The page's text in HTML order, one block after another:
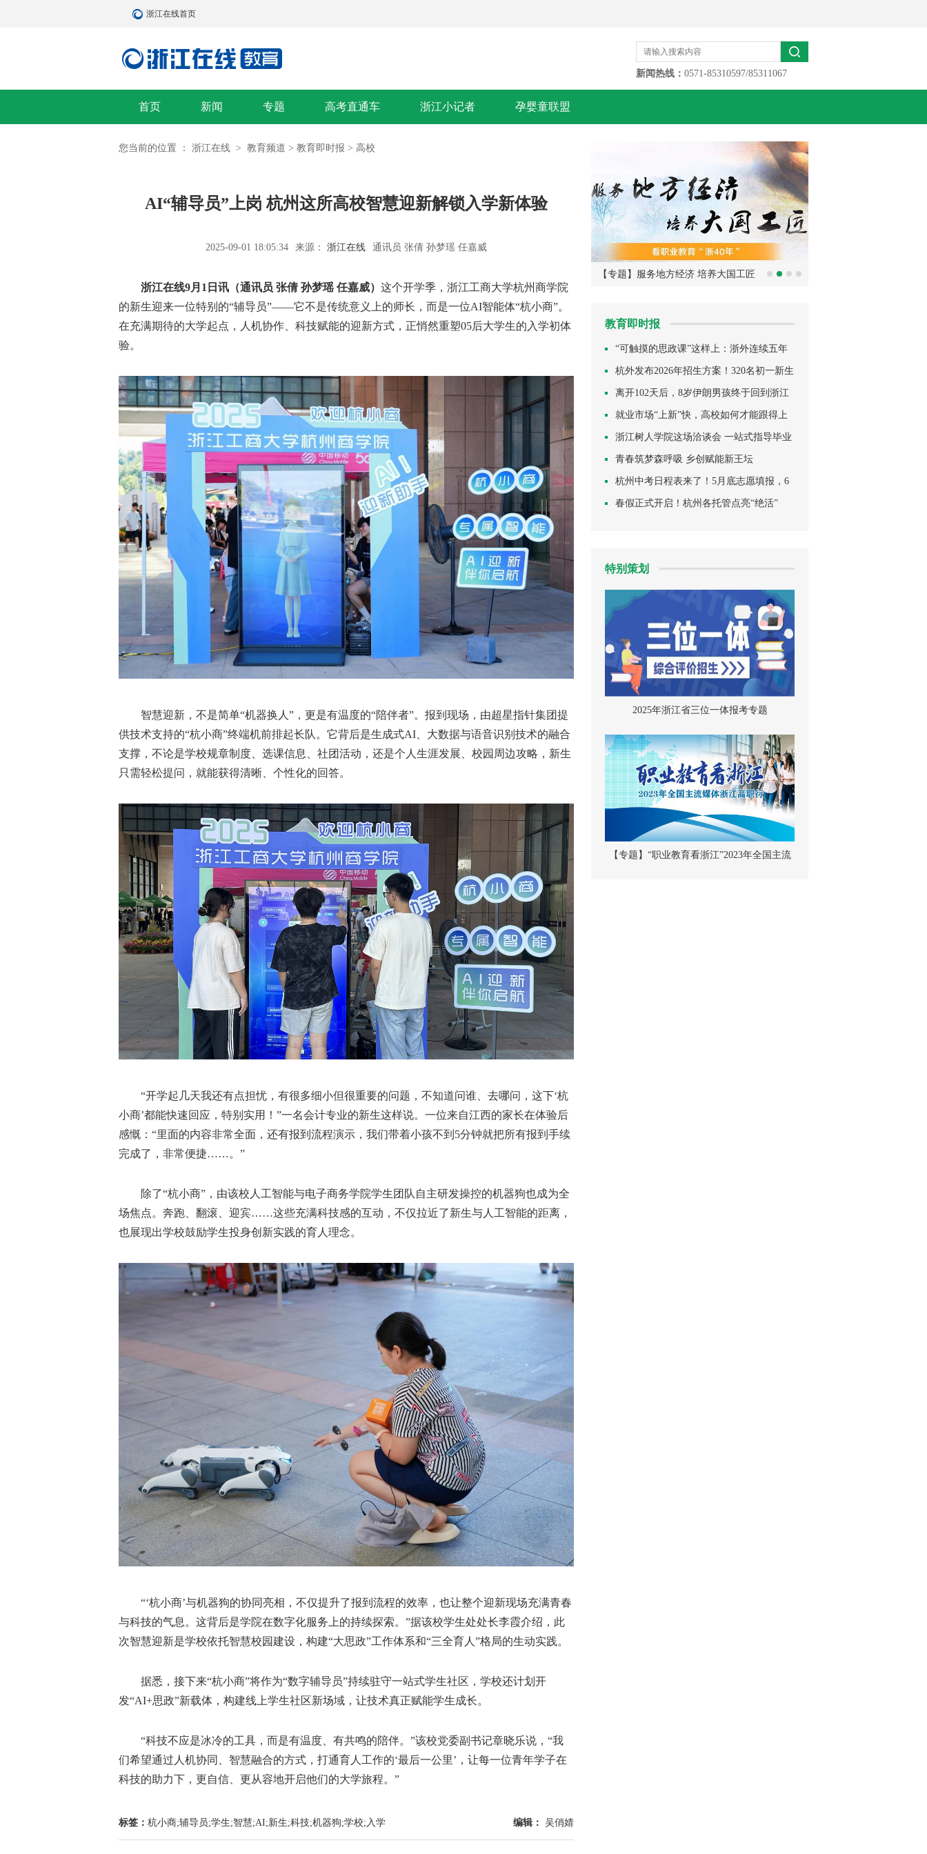
浙江在线首页
新闻热线： 0571-85310597/85311067
首页 新闻 专题 高考直通车 浙江小记者 孕婴童联盟
您当前的位置 ： 浙江在线 > 教育频道 > 教育即时报 > 高校
AI“辅导员”上岗 杭州这所高校智慧迎新解锁入学新体验
2025-09-01 18:05:34 来源： 浙江在线 通讯员 张倩 孙梦瑶 任嘉威
浙江在线9月1日讯（通讯员 张倩 孙梦瑶 任嘉威） 这个开学季，浙江工商大学杭州商学院
的新生迎来一位特别的“辅导员”——它不是传统意义上的师长，而是一位AI智能体“杭小商”。
在充满期待的大学起点，人机协作、科技赋能的迎新方式，正悄然重塑05后大学生的入学初体
验。
智慧迎新，不是简单“机器换人”，更是有温度的“陪伴者”。报到现场，由超星指针集团提
供技术支持的“杭小商”终端机前排起长队。它背后是生成式AI、大数据与语音识别技术的融合
支撑，不论是学校规章制度、选课信息、社团活动，还是个人生涯发展、校园周边攻略，新生
只需轻松提问，就能获得清晰、个性化的回答。
“开学起几天我还有点担忧，有很多细小但很重要的问题，不知道问谁、去哪问，这下‘杭
小商’都能快速回应，特别实用！”一名会计专业的新生这样说。一位来自江西的家长在体验后
感慨：“里面的内容非常全面，还有报到流程演示，我们带着小孩不到5分钟就把所有报到手续
完成了，非常便捷……。”
除了“杭小商”，由该校人工智能与电子商务学院学生团队自主研发操控的机器狗也成为全
场焦点。奔跑、翻滚、迎宾……这些充满科技感的互动，不仅拉近了新生与人工智能的距离，
也展现出学校鼓励学生投身创新实践的育人理念。
“‘杭小商’与机器狗的协同亮相，不仅提升了报到流程的效率，也让整个迎新现场充满青春
与科技的气息。这背后是学院在数字化服务上的持续探索。”据该校学生处处长李霞介绍，此
次智慧迎新是学校依托智慧校园建设，构建“大思政”工作体系和“三全育人”格局的生动实践。
据悉，接下来“杭小商”将作为“数字辅导员”持续驻守一站式学生社区，学校还计划开
发“AI+思政”新载体，构建线上学生社区新场域，让技术真正赋能学生成长。
“科技不应是冰冷的工具，而是有温度、有共鸣的陪伴。”该校党委副书记章晓乐说，“我
们希望通过人机协同、智慧融合的方式，打通育人工作的‘最后一公里’，让每一位青年学子在
科技的助力下，更自信、更从容地开启他们的大学旅程。”
标签： 杭小商;辅导员;学生;智慧;AI;新生;科技;机器狗;学校;入学 编辑： 吴俏婧
选暨“博雅书房”掌上书城定制公益活
动
一起看世界
【专题】服务地方经济 培养大国工匠
教育即时报
“可触摸的思政课”这样上：浙外连续五年
推出劳动体验日
杭外发布2026年招生方案！320名初一新生
这样报名录取
离开102天后，8岁伊朗男孩终于回到浙江
学校上课，班级沸腾了
就业市场“上新”快，高校如何才能跟得上
浙江树人学院这场洽谈会 一站式指导毕业
生高质量就业
青春筑梦森呼吸 乡创赋能新王坛
杭州中考日程表来了！5月底志愿填报，6
月30日成绩发布，还有这些变化
春假正式开启！杭州各托管点亮“绝活”
特别策划
2025年浙江省三位一体报考专题
【专题】“职业教育看浙江”2023年全国主流